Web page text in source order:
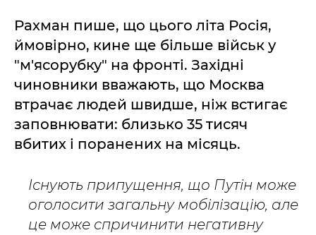
Рахман пише, що цього літа Росія,
ймовірно, кине ще більше військ у
"м'ясорубку" на фронті. Західні
чиновники вважають, що Москва
втрачає людей швидше, ніж встигає
заповнювати: близько 35 тисяч
вбитих і поранених на місяць.
Існують припущення, що Путін може
оголосити загальну мобілізацію, але
це може спричинити негативну